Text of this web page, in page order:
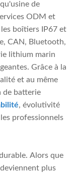
de
ODM et
boîtiers IP67 et
CAN, Bluetooth,
lithium marin
Grâce à la
et au même
de batterie
, évolutivité
professionnels
Alors que
plus